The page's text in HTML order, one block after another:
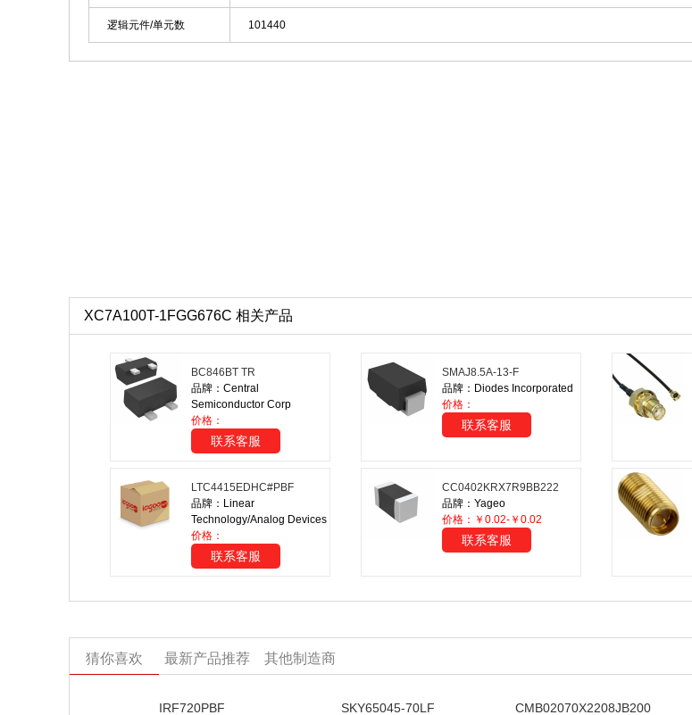
逻辑元件/单元数 101440
XC7A100T-1FGG676C 相关产品
BC846BT TR
品牌：Central
Semiconductor Corp
价格：
联系客服
SMAJ8.5A-13-F
品牌：Diodes Incorporated
价格：
联系客服
LTC4415EDHC#PBF
品牌：Linear
Technology/Analog Devices
价格：
联系客服
CC0402KRX7R9BB222
品牌：Yageo
价格：￥0.02-￥0.02
联系客服
猜你喜欢 最新产品推荐 其他制造商
IRF720PBF SKY65045-70LF CMB02070X2208JB200